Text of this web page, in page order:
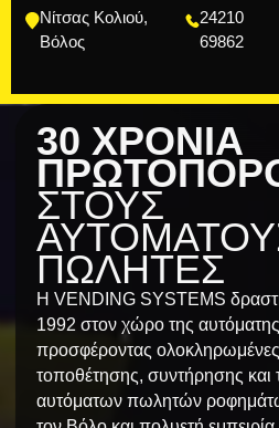
Νίτσας Κολιού,
Βόλος
24210
69862
30 ΧΡΌΝΙΑ
ΣΤΟΥΣ
ΠΩΛΗΤΈΣ
Η VENDING SYSTEMS
1992 στον χώρο της
προσφέροντας
τοποθέτησης, συντήρησης και
αυτόματων πωλητών